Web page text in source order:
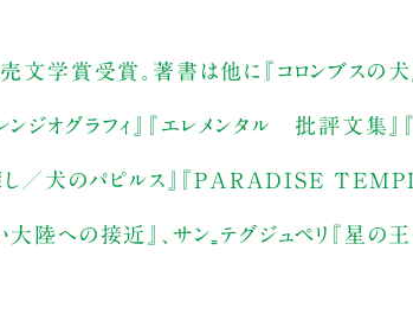
学賞受賞。著書は他に『コロンブスの犬』
ンジオグラフィ』『エレメンタル 批評文集』
／犬のパピルス』『PARADISE
陸への接近』、サン₌テグジュペリ『星の王